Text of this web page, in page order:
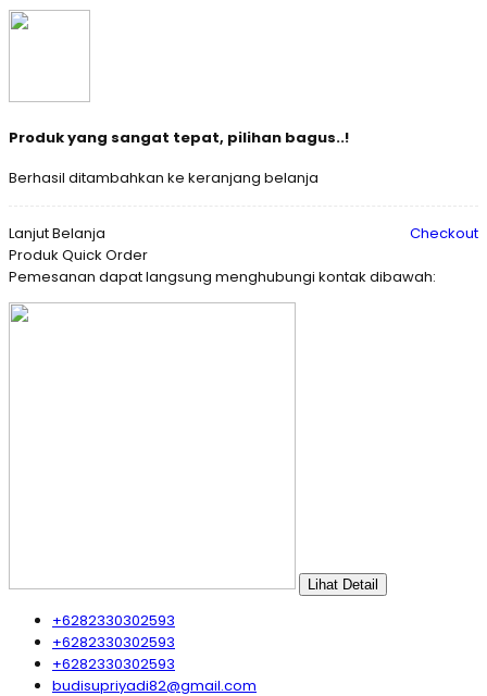
Produk yang sangat tepat, pilihan bagus..!
Berhasil ditambahkan ke keranjang belanja
Lanjut Belanja
Checkout
Produk Quick Order
Pemesanan dapat langsung menghubungi kontak dibawah:
Lihat Detail
+6282330302593
+6282330302593
+6282330302593
budisupriyadi82@gmail.com